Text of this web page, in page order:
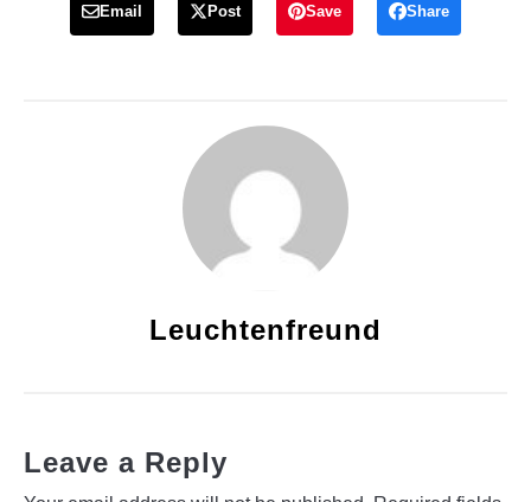
Email Post Save Share
Leuchtenfreund
Leave a Reply